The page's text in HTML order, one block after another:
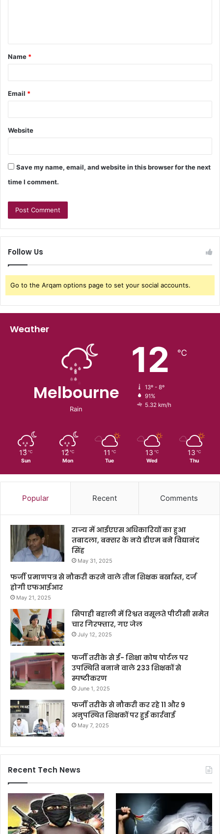
Name *
Email *
Website
Save my name, email, and website in this browser for the next
time I comment.
Follow Us
Go to the Arqam options page to set your social accounts.
Weather
Melbourne
Rain
12 ℃
13º - 8º
91%
5.32 km/h
13 ℃
Sun
12 ℃
Mon
11 ℃
Tue
13 ℃
Wed
13 ℃
Thu
Popular Recent Comments
राज्य में आईएएस अधिकारियों का हुआ
तबादला, बक्सर के नये डीएम बने विद्यानंद
सिंह
May 31, 2025
फर्जी प्रमाणपत्र से नौकरी करने वाले तीन शिक्षक बर्खास्त, दर्ज
होगी एफआईआर
May 21, 2025
सिपाही बहाली में रिश्वत वसूलते पीटीसी समेत
चार गिरफ्तार, गए जेल
July 12, 2025
फर्जी तरीके से ई- शिक्षा कोष पोर्टल पर
उपस्थिति बनाने वाले 233 शिक्षकों से
स्पष्टीकरण
June 1, 2025
फर्जी तरीके से नौकरी कर रहे 11 और 9
अनुपस्थित शिक्षकों पर हुई कार्रवाई
May 7, 2025
Recent Tech News